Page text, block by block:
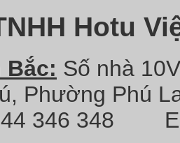
Hotu
Bắc: Số nhà
Phường Phú
346 348